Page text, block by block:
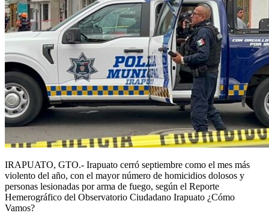
IRAPUATO, GTO.- Irapuato cerró septiembre como el mes más
violento del año, con el mayor número de homicidios dolosos y
personas lesionadas por arma de fuego, según el Reporte
Hemerográfico del Observatorio Ciudadano Irapuato ¿Cómo
Vamos?